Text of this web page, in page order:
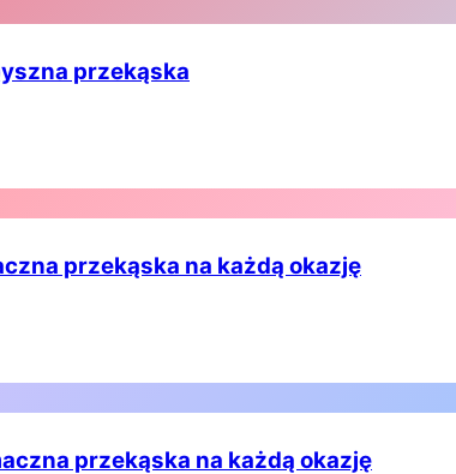
przekąska
przekąska na każdą okazję
przekąska na każdą okazję